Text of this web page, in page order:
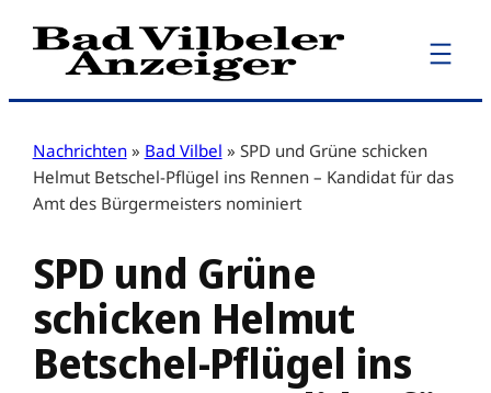
Zum
Inhalt
Nachrichten » Bad Vilbel » SPD und Grüne schicken
Helmut Betschel-Pflügel ins Rennen – Kandidat für das
Amt des Bürgermeisters nominiert
SPD und Grüne
schicken Helmut
Betschel-Pflügel ins